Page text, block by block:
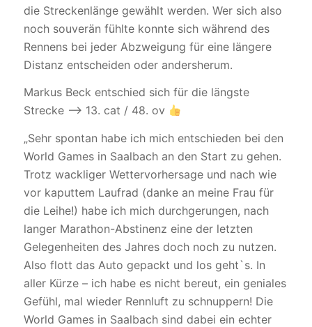
die Streckenlänge gewählt werden. Wer sich also
noch souverän fühlte konnte sich während des
Rennens bei jeder Abzweigung für eine längere
Distanz entscheiden oder andersherum.
Markus Beck entschied sich für die längste
Strecke –> 13. cat / 48. ov
„Sehr spontan habe ich mich entschieden bei den
World Games in Saalbach an den Start zu gehen.
Trotz wackliger Wettervorhersage und nach wie
vor kaputtem Laufrad (danke an meine Frau für
die Leihe!) habe ich mich durchgerungen, nach
langer Marathon-Abstinenz eine der letzten
Gelegenheiten des Jahres doch noch zu nutzen.
Also flott das Auto gepackt und los geht`s. In
aller Kürze – ich habe es nicht bereut, ein geniales
Gefühl, mal wieder Rennluft zu schnuppern! Die
World Games in Saalbach sind dabei ein echter